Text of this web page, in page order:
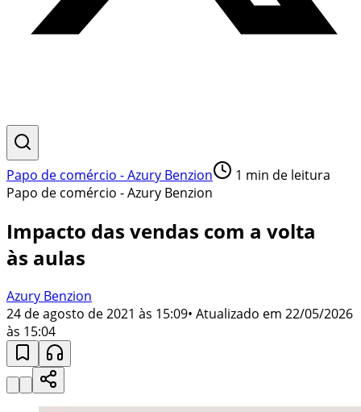
Papo de comércio - Azury Benzion 1 min de leitura
Papo de comércio - Azury Benzion
Impacto das vendas com a volta
às aulas
Azury Benzion
24 de agosto de 2021 às 15:09• Atualizado em 22/05/2026
às 15:04